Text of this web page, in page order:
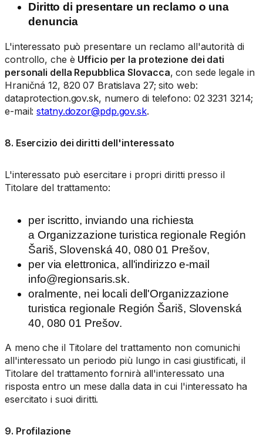
Diritto di presentare un reclamo o una
denuncia
L'interessato può presentare un reclamo all'autorità di
controllo, che è Ufficio per la protezione dei dati
personali della Repubblica Slovacca, con sede legale in
Hraničná 12, 820 07 Bratislava 27; sito web:
dataprotection.gov.sk, numero di telefono: 02 3231 3214;
e-mail:statny.dozor@pdp.gov.sk.
8. Esercizio dei diritti dell'interessato
L'interessato può esercitare i propri diritti presso il
Titolare del trattamento:
per iscritto, inviando una richiesta
a Organizzazione turistica regionale Región
Šariš, Slovenská 40, 080 01 Prešov,
per via elettronica, all'indirizzo e-mail
info@regionsaris.sk.
oralmente, nei locali dell'Organizzazione
turistica regionale Región Šariš, Slovenská
40, 080 01 Prešov.
A meno che il Titolare del trattamento non comunichi
all'interessato un periodo più lungo in casi giustificati, il
Titolare del trattamento fornirà all'interessato una
risposta entro un mese dalla data in cui l'interessato ha
esercitato i suoi diritti.
9. Profilazione